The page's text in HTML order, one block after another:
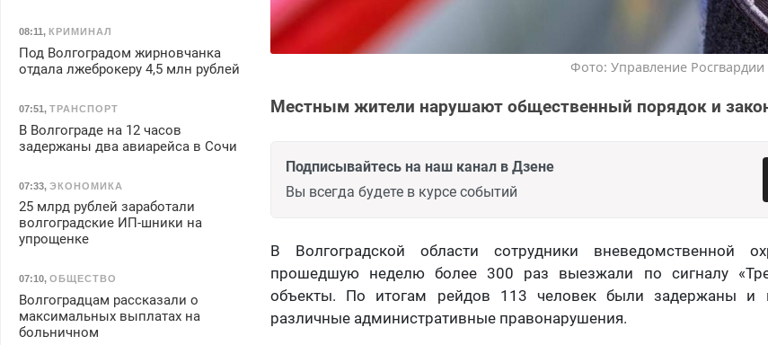
Фото: Управление Росгвардии
Местным жители нарушают общественный порядок и
Подписывайтесь на наш канал в Дзене
Вы всегда будете в курсе событий
В Волгоградской области сотрудники вневедомственной
прошедшую неделю более 300 раз выезжали по сигналу
объекты. По итогам рейдов 113 человек были задержаны и
различные административные правонарушения.
08:11 , КРИМИНАЛ
Под Волгоградом жирновчанка
отдала лжеброкеру 4,5 млн рублей
07:51, ТРАНСПОРТ
В Волгограде на 12 часов
задержаны два авиарейса в Сочи
07:33, ЭКОНОМИКА
25 млрд рублей заработали
волгоградские ИП-шники на
упрощенке
07:10, ОБЩЕСТВО
Волгоградцам рассказали о
максимальных выплатах на
больничном